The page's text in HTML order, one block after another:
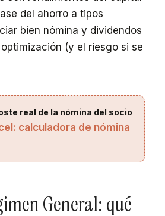
del ahorro a tipos
bien nómina y dividendos
(y el riesgo si se
real de la nómina del socio
calculadora de nómina
General: qué